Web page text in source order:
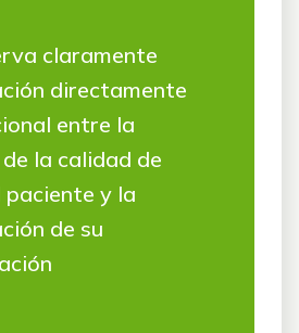
claramente
directamente
entre la
la calidad de
paciente y la
de su